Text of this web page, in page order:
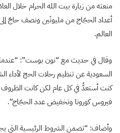
منعته من زيارة بيت الله الحرام خلال
العالم.
وقال في حديث مع “نون بوست”: “عندما
السعودية عن تنظيم رحلات الحج لأداء
كنت أستعدُّ في كل عام لكن كانت الظروف
فيروس كورونا وتخفيض عدد الحجّاج”.
وأضاف: “تضمن الشروط الرئيسية التي